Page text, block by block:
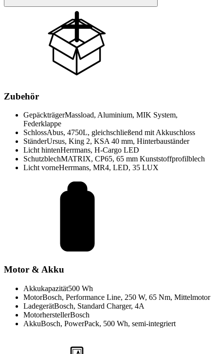
Zubehör
GepäckträgerMassload, Aluminium, MIK System,
Federklappe
SchlossAbus, 4750L, gleichschließend mit Akkuschloss
StänderUrsus, King 2, KSA 40 mm, Hinterbauständer
Licht hintenHerrmans, H-Cargo LED
SchutzblechMATRIX, CP65, 65 mm Kunststoffprofilblech
Licht vorneHerrmans, MR4, LED, 35 LUX
Motor & Akku
Akkukapazität500 Wh
MotorBosch, Performance Line, 250 W, 65 Nm, Mittelmotor
LadegerätBosch, Standard Charger, 4A
MotorherstellerBosch
AkkuBosch, PowerPack, 500 Wh, semi-integriert